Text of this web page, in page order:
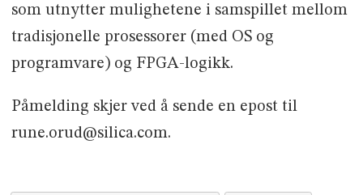
som utnytter mulighetene i samspillet mellom
tradisjonelle prosessorer (med OS og
programvare) og FPGA-logikk.
Påmelding skjer ved å sende en epost til
rune.orud@silica.com.